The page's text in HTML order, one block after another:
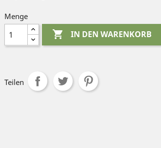
Menge
 IN DEN WARENKORB
Teilen